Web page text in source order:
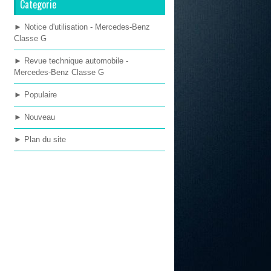
Categorie
► Notice d'utilisation - Mercedes-Benz
Classe G
► Revue technique automobile -
Mercedes-Benz Classe G
► Populaire
► Nouveau
► Plan du site